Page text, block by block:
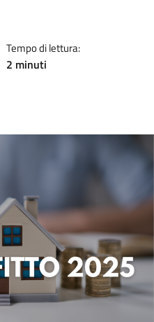
Tempo di lettura:
2 minuti